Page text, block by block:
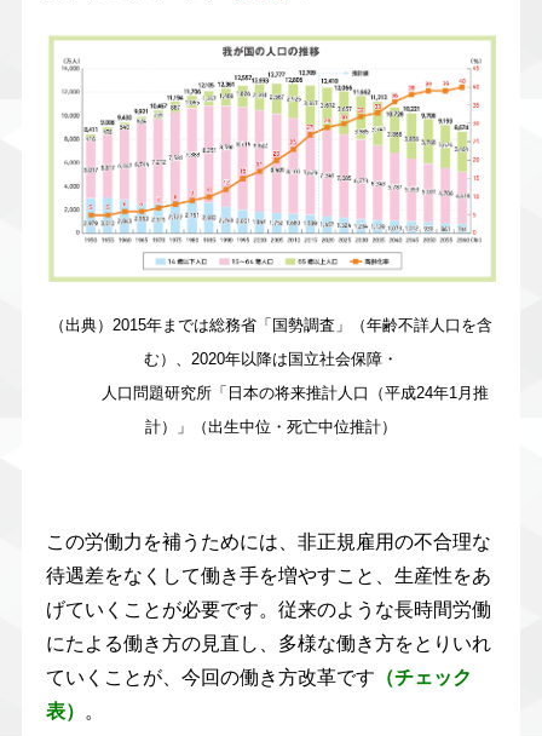
（出典）2015年までは総務省「国勢調査」（年齢不詳人口を含
む）、2020年以降は国立社会保障・
人口問題研究所「日本の将来推計人口（平成24年1月推
計）」（出生中位・死亡中位推計）
この労働力を補うためには、非正規雇用の不合理な
待遇差をなくして働き手を増やすこと、生産性をあ
げていくことが必要です。従来のような長時間労働
にたよる働き方の見直し、多様な働き方をとりいれ
ていくことが、今回の働き方改革です （チェック
表）
。